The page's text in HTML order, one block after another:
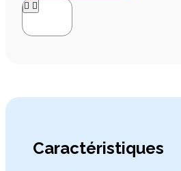
 
Caractéristiques